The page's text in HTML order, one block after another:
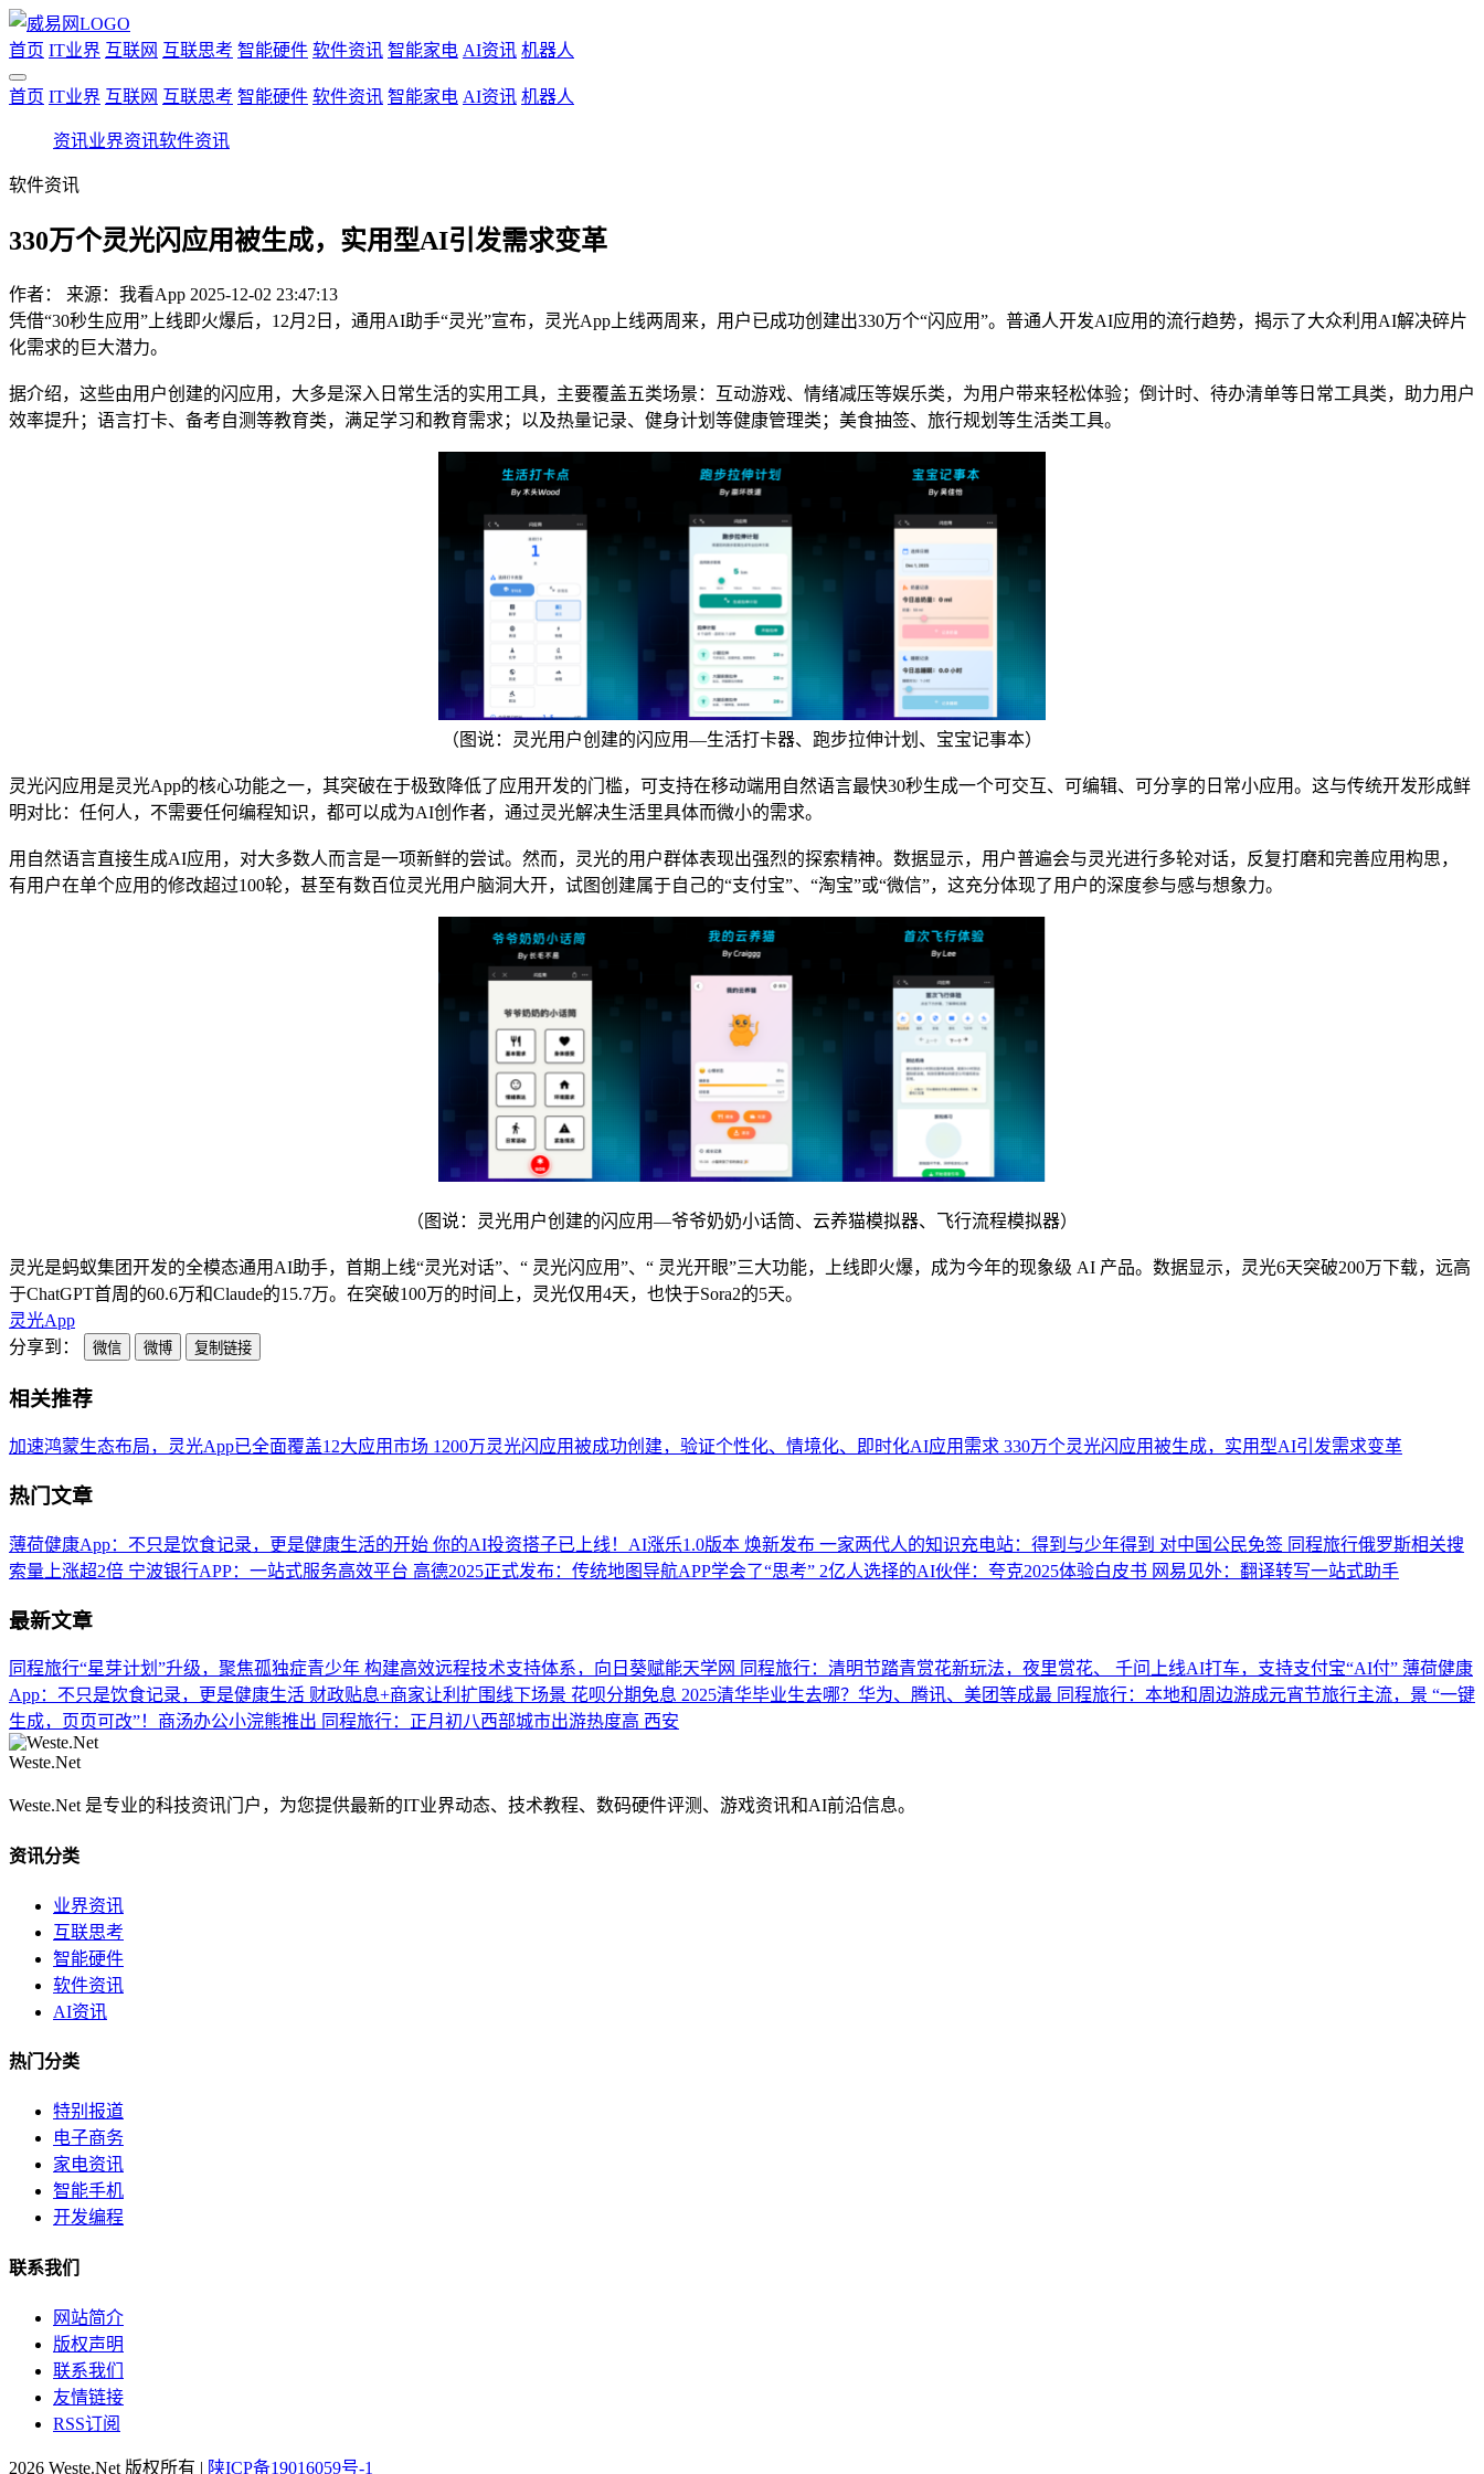
首页 IT业界 互联网 互联思考 智能硬件 软件资讯 智能家电 AI资讯 机器人
首页 IT业界 互联网 互联思考 智能硬件 软件资讯 智能家电 AI资讯 机器人
资讯业界资讯软件资讯
软件资讯
330万个灵光闪应用被生成，实用型AI引发需求变革
作者： 来源：我看App 2025-12-02 23:47:13
凭借“30秒生应用”上线即火爆后，12月2日，通用AI助手“灵光”宣布，灵光App上线两周来，用户已成功创建出330万个“闪应用”。普通人开发AI应用的流行趋势，揭示了大众利用AI解决碎片
化需求的巨大潜力。
据介绍，这些由用户创建的闪应用，大多是深入日常生活的实用工具，主要覆盖五类场景：互动游戏、情绪减压等娱乐类，为用户带来轻松体验；倒计时、待办清单等日常工具类，助力用户
效率提升；语言打卡、备考自测等教育类，满足学习和教育需求；以及热量记录、健身计划等健康管理类；美食抽签、旅行规划等生活类工具。
（图说：灵光用户创建的闪应用—生活打卡器、跑步拉伸计划、宝宝记事本）
灵光闪应用是灵光App的核心功能之一，其突破在于极致降低了应用开发的门槛，可支持在移动端用自然语言最快30秒生成一个可交互、可编辑、可分享的日常小应用。这与传统开发形成鲜
明对比：任何人，不需要任何编程知识，都可以成为AI创作者，通过灵光解决生活里具体而微小的需求。
用自然语言直接生成AI应用，对大多数人而言是一项新鲜的尝试。然而，灵光的用户群体表现出强烈的探索精神。数据显示，用户普遍会与灵光进行多轮对话，反复打磨和完善应用构思，
有用户在单个应用的修改超过100轮，甚至有数百位灵光用户脑洞大开，试图创建属于自己的“支付宝”、“淘宝”或“微信”，这充分体现了用户的深度参与感与想象力。
（图说：灵光用户创建的闪应用—爷爷奶奶小话筒、云养猫模拟器、飞行流程模拟器）
灵光是蚂蚁集团开发的全模态通用AI助手，首期上线“灵光对话”、“ 灵光闪应用”、“ 灵光开眼”三大功能，上线即火爆，成为今年的现象级 AI 产品。数据显示，灵光6天突破200万下载，远高
于ChatGPT首周的60.6万和Claude的15.7万。在突破100万的时间上，灵光仅用4天，也快于Sora2的5天。
灵光App
分享到：
微信 微博 复制链接
相关推荐
加速鸿蒙生态布局，灵光App已全面覆盖12大应用市场 1200万灵光闪应用被成功创建，验证个性化、情境化、即时化AI应用需求 330万个灵光闪应用被生成，实用型AI引发需求变革
热门文章
薄荷健康App：不只是饮食记录，更是健康生活的开始 你的AI投资搭子已上线！AI涨乐1.0版本 焕新发布 一家两代人的知识充电站：得到与少年得到 对中国公民免签 同程旅行俄罗斯相关搜
索量上涨超2倍 宁波银行APP：一站式服务高效平台 高德2025正式发布：传统地图导航APP学会了“思考” 2亿人选择的AI伙伴：夸克2025体验白皮书 网易见外：翻译转写一站式助手
最新文章
同程旅行“星芽计划”升级，聚焦孤独症青少年 构建高效远程技术支持体系，向日葵赋能天学网 同程旅行：清明节踏青赏花新玩法，夜里赏花、 千问上线AI打车，支持支付宝“AI付” 薄荷健康
App：不只是饮食记录，更是健康生活 财政贴息+商家让利扩围线下场景 花呗分期免息 2025清华毕业生去哪？华为、腾讯、美团等成最 同程旅行：本地和周边游成元宵节旅行主流，景 “一键
生成，页页可改”！商汤办公小浣熊推出 同程旅行：正月初八西部城市出游热度高 西安
Weste.Net
Weste.Net 是专业的科技资讯门户，为您提供最新的IT业界动态、技术教程、数码硬件评测、游戏资讯和AI前沿信息。
资讯分类
业界资讯
互联思考
智能硬件
软件资讯
AI资讯
热门分类
特别报道
电子商务
家电资讯
智能手机
开发编程
联系我们
网站简介
版权声明
联系我们
友情链接
RSS订阅
2026 Weste.Net 版权所有 | 陕ICP备19016059号-1